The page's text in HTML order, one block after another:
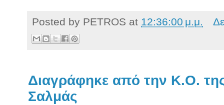
Posted by PETROS at 12:36:00 μ.μ.
Διαγράφηκε από την Κ.Ο.
Σαλμάς